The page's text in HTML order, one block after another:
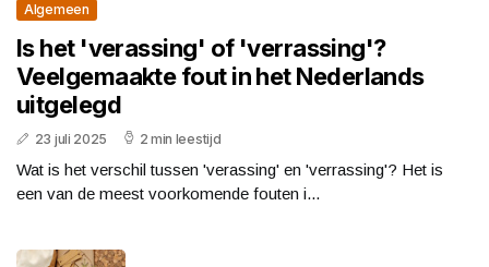
Algemeen
Is het 'verassing' of 'verrassing'?
Veelgemaakte fout in het Nederlands
uitgelegd
23 juli 2025 2 min leestijd
Wat is het verschil tussen 'verassing' en 'verrassing'? Het is
een van de meest voorkomende fouten i...